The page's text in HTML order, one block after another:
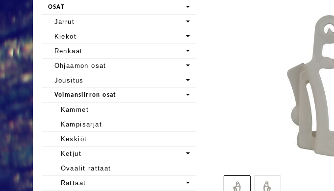
OSAT
Jarrut
Kiekot
Renkaat
Ohjaamon osat
Jousitus
Voimansiirron osat
Kammet
Kampisarjat
Keskiöt
Ketjut
Ovaalit rattaat
Rattaat